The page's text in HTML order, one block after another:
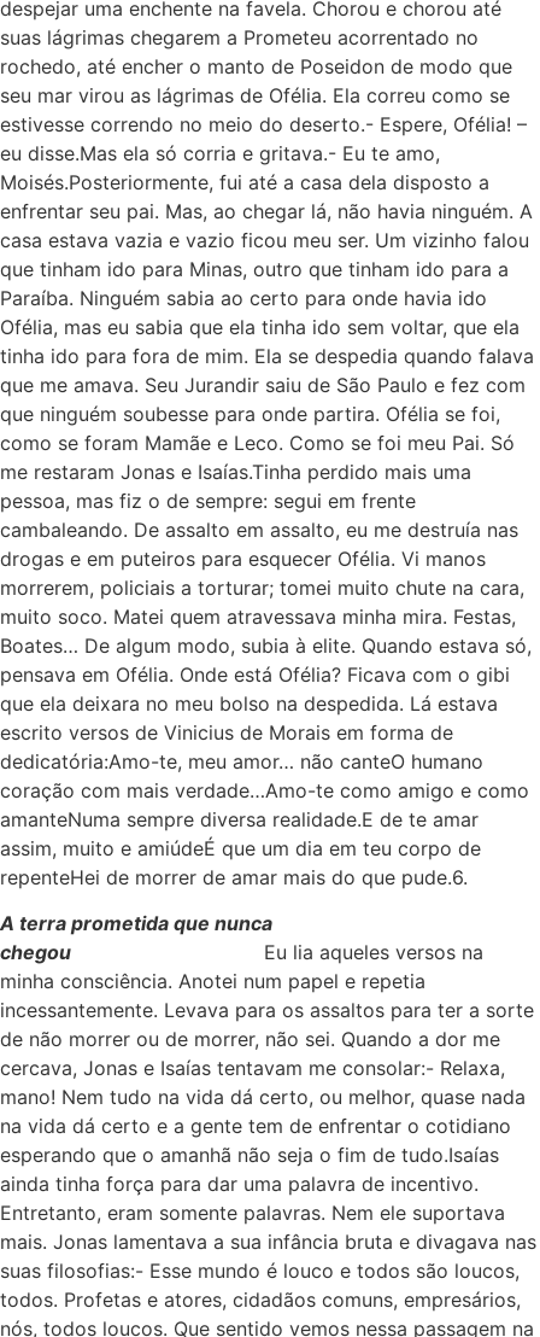
despejar uma enchente na favela. Chorou e chorou até
suas lágrimas chegarem a Prometeu acorrentado no
rochedo, até encher o manto de Poseidon de modo que
seu mar virou as lágrimas de Ofélia. Ela correu como se
estivesse correndo no meio do deserto.- Espere, Ofélia! –
eu disse.Mas ela só corria e gritava.- Eu te amo,
Moisés.Posteriormente, fui até a casa dela disposto a
enfrentar seu pai. Mas, ao chegar lá, não havia ninguém. A
casa estava vazia e vazio ficou meu ser. Um vizinho falou
que tinham ido para Minas, outro que tinham ido para a
Paraíba. Ninguém sabia ao certo para onde havia ido
Ofélia, mas eu sabia que ela tinha ido sem voltar, que ela
tinha ido para fora de mim. Ela se despedia quando falava
que me amava. Seu Jurandir saiu de São Paulo e fez com
que ninguém soubesse para onde partira. Ofélia se foi,
como se foram Mamãe e Leco. Como se foi meu Pai. Só
me restaram Jonas e Isaías.Tinha perdido mais uma
pessoa, mas fiz o de sempre: segui em frente
cambaleando. De assalto em assalto, eu me destruía nas
drogas e em puteiros para esquecer Ofélia. Vi manos
morrerem, policiais a torturar; tomei muito chute na cara,
muito soco. Matei quem atravessava minha mira. Festas,
Boates… De algum modo, subia à elite. Quando estava só,
pensava em Ofélia. Onde está Ofélia? Ficava com o gibi
que ela deixara no meu bolso na despedida. Lá estava
escrito versos de Vinicius de Morais em forma de
dedicatória:Amo-te, meu amor… não canteO humano
coração com mais verdade…Amo-te como amigo e como
amanteNuma sempre diversa realidade.E de te amar
assim, muito e amiúdeÉ que um dia em teu corpo de
repenteHei de morrer de amar mais do que pude.6.
A terra prometida que nunca
chegou Eu lia aqueles versos na
minha consciência. Anotei num papel e repetia
incessantemente. Levava para os assaltos para ter a sorte
de não morrer ou de morrer, não sei. Quando a dor me
cercava, Jonas e Isaías tentavam me consolar:- Relaxa,
mano! Nem tudo na vida dá certo, ou melhor, quase nada
na vida dá certo e a gente tem de enfrentar o cotidiano
esperando que o amanhã não seja o fim de tudo.Isaías
ainda tinha força para dar uma palavra de incentivo.
Entretanto, eram somente palavras. Nem ele suportava
mais. Jonas lamentava a sua infância bruta e divagava nas
suas filosofias:- Esse mundo é louco e todos são loucos,
todos. Profetas e atores, cidadãos comuns, empresários,
nós, todos loucos. Que sentido vemos nessa passagem na